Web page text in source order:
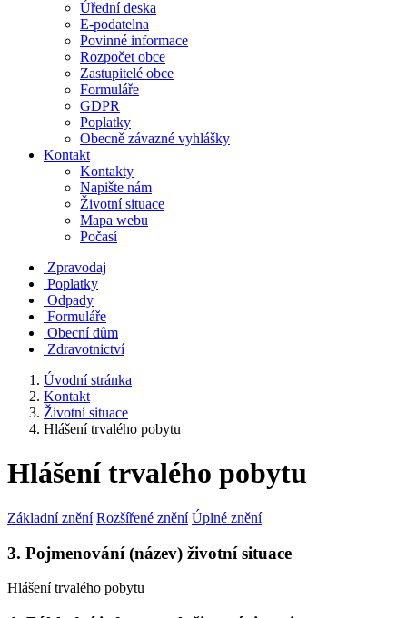
Úřední deska
E-podatelna
Povinné informace
Rozpočet obce
Zastupitelé obce
Formuláře
GDPR
Poplatky
Obecně závazné vyhlášky
Kontakt
Kontakty
Napište nám
Životní situace
Mapa webu
Počasí
Zpravodaj
Poplatky
Odpady
Formuláře
Obecní dům
Zdravotnictví
Úvodní stránka
Kontakt
Životní situace
Hlášení trvalého pobytu
Hlášení trvalého pobytu
Základní znění Rozšířené znění Úplné znění
3. Pojmenování (název) životní situace
Hlášení trvalého pobytu